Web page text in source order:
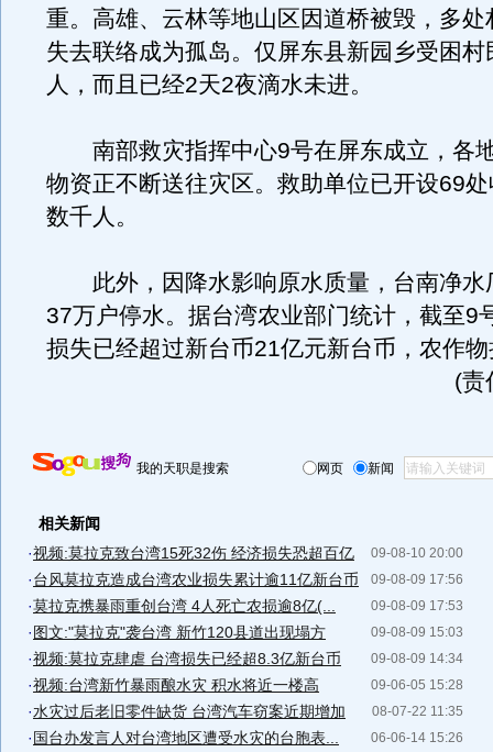
重。高雄、云林等地山区因道桥被毁，多处
失去联络成为孤岛。仅屏东县新园乡受困村
人，而且已经2天2夜滴水未进。
南部救灾指挥中心9号在屏东成立，各
物资正不断送往灾区。救助单位已开设69
数千人。
此外，因降水影响原水质量，台南净水
37万户停水。据台湾农业部门统计，截至9
损失已经超过新台币21亿元新台币，农作
(责
我的天职是搜索 网页 新闻
相关新闻
09-08-10 20:00
·视频:莫拉克致台湾15死32伤 经济损失恐超百亿
09-08-09 17:56
·台风莫拉克造成台湾农业损失累计逾11亿新台币
09-08-09 17:53
·莫拉克携暴雨重创台湾 4人死亡农损逾8亿(...
09-08-09 15:03
· 图文:"莫拉克"袭台湾 新竹120县道出现塌方
09-08-09 14:34
·视频:莫拉克肆虐 台湾损失已经超8.3亿新台币
09-06-05 15:28
·视频:台湾新竹暴雨酿水灾 积水将近一楼高
08-07-22 11:35
·水灾过后老旧零件缺货 台湾汽车窃案近期增加
06-06-14 15:26
· 国台办发言人对台湾地区遭受水灾的台胞表...